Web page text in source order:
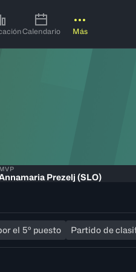
Calendario Más
MVP
Prezelj (SLO)
el 5º puesto Partido de